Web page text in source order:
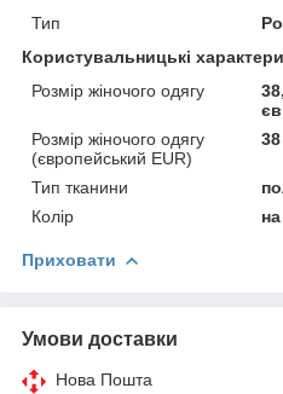
Тип
Користувальницькі
Розмір жіночого одягу
Розмір жіночого одягу
(європейський EUR)
38
Тип тканини
Колір
Приховати
Умови доставки
Нова Пошта